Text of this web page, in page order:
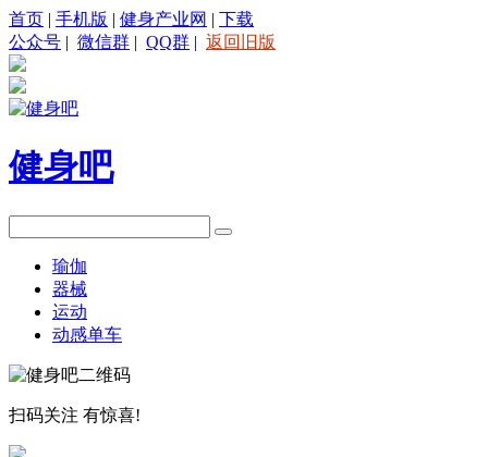
首页 | 手机版 | 健身产业网 | 下载
公众号 | 微信群 | QQ群 | 返回旧版
健身吧
瑜伽
器械
运动
动感单车
扫码关注 有惊喜!